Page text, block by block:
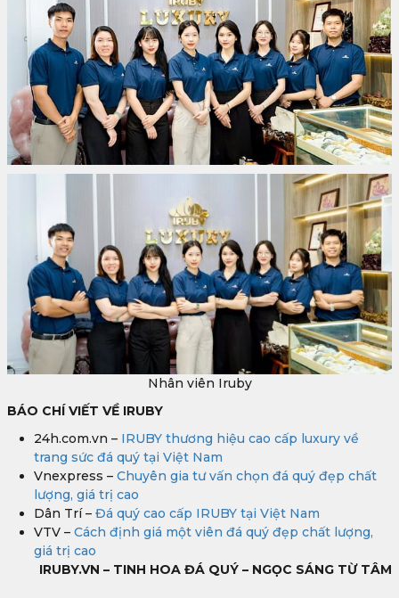
Nhân viên Iruby
BÁO CHÍ VIẾT VỀ IRUBY
24h.com.vn – IRUBY thương hiệu cao cấp luxury về
trang sức đá quý tại Việt Nam
Vnexpress – Chuyên gia tư vấn chọn đá quý đẹp chất
lượng, giá trị cao
Dân Trí – Đá quý cao cấp IRUBY tại Việt Nam
VTV – Cách định giá một viên đá quý đẹp chất lượng,
giá trị cao
IRUBY.VN – TINH HOA ĐÁ QUÝ – NGỌC SÁNG TỪ TÂM